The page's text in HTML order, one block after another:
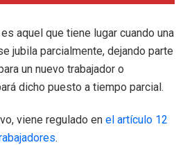
aquel que tiene lugar cuando una
jubila parcialmente, dejando parte
un nuevo trabajador o
dicho puesto a tiempo parcial.
viene regulado en el artículo 12
.